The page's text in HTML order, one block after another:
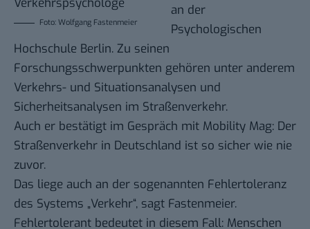
Foto: Wolfgang Fastenmeier
an der
Psychologischen
Hochschule Berlin. Zu seinen
Forschungsschwerpunkten gehören unter anderem
Verkehrs- und Situationsanalysen und
Sicherheitsanalysen im Straßenverkehr.
Auch er bestätigt im Gespräch mit Mobility Mag: Der
Straßenverkehr in Deutschland ist so sicher wie nie
zuvor.
Das liege auch an der sogenannten Fehlertoleranz
des Systems „Verkehr“, sagt Fastenmeier.
Fehlertolerant bedeutet in diesem Fall: Menschen